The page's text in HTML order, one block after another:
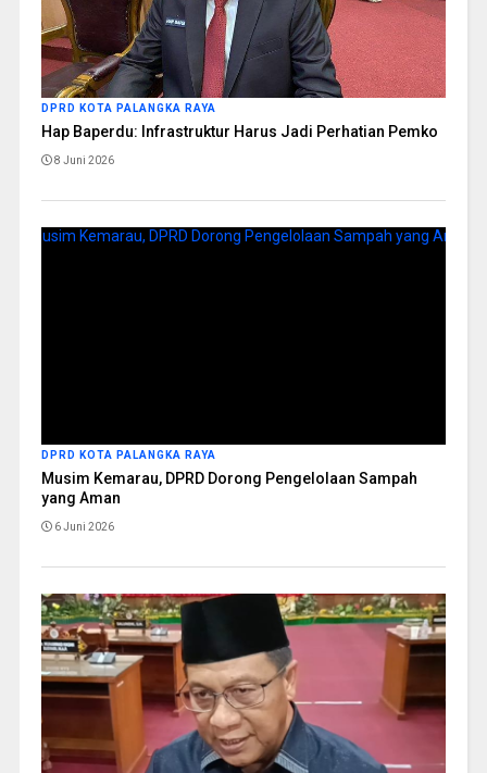
DPRD KOTA PALANGKA RAYA
Hap Baperdu: Infrastruktur Harus Jadi Perhatian Pemko
8 Juni 2026
DPRD KOTA PALANGKA RAYA
Musim Kemarau, DPRD Dorong Pengelolaan Sampah
yang Aman
6 Juni 2026